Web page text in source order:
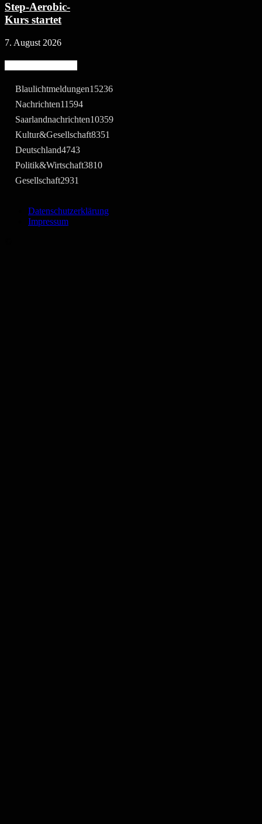
Step-Aerobic-
Kurs startet
7. August 2026
Blaulichtmeldungen15236
Nachrichten11594
Saarlandnachrichten10359
Kultur&Gesellschaft8351
Deutschland4743
Politik&Wirtschaft3810
Gesellschaft2931
Datenschutzerklärung
Impressum